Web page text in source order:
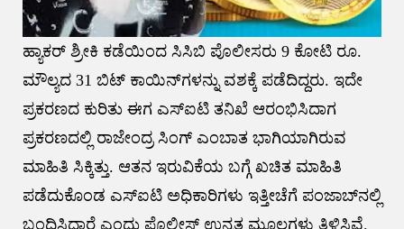
ಹ್ಯಾಕರ್ ಶ್ರೀಕಿ ಕಡೆಯಿಂದ ಸಿಸಿಬಿ ಪೊಲೀಸರು 9 ಕೋಟಿ ರೂ.
ಮೌಲ್ಯದ 31 ಬಿಟ್ ಕಾಯಿನ್​ಗಳನ್ನು ವಶಕ್ಕೆ ಪಡೆದಿದ್ದರು. ಇದೇ
ಪ್ರಕರಣದ ಕುರಿತು ಈಗ ಎಸ್​ಐಟಿ ತನಿಖೆ ಆರಂಭಿಸಿದಾಗ
ಪ್ರಕರಣದಲ್ಲಿ ರಾಜೇಂದ್ರ ಸಿಂಗ್ ಎಂಬಾತ ಭಾಗಿಯಾಗಿರುವ
ಮಾಹಿತಿ ಸಿಕ್ಕಿತ್ತು. ಆತನ ಇರುವಿಕೆಯ ಬಗ್ಗೆ ಖಚಿತ ಮಾಹಿತಿ
ಪಡೆದುಕೊಂಡ ಎಸ್​ಐಟಿ ಅಧಿಕಾರಿಗಳು ಇತ್ತೀಚೆಗೆ ಪಂಜಾಬ್​ನಲ್ಲಿ
ಬಂಧಿಸಿದ್ದಾರೆ ಎಂದು ಪೊಲೀಸ್ ಉನ್ನತ ಮೂಲಗಳು ತಿಳಿಸಿವೆ.